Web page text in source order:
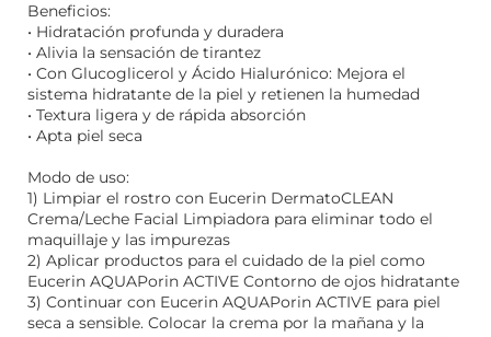
Beneficios:
• Hidratación profunda y duradera
• Alivia la sensación de tirantez
• Con Glucoglicerol y Ácido Hialurónico: Mejora el
sistema hidratante de la piel y retienen la humedad
• Textura ligera y de rápida absorción
• Apta piel seca
Modo de uso:
1) Limpiar el rostro con Eucerin DermatoCLEAN
Crema/Leche Facial Limpiadora para eliminar todo el
maquillaje y las impurezas
2) Aplicar productos para el cuidado de la piel como
Eucerin AQUAPorin ACTIVE Contorno de ojos hidratante
3) Continuar con Eucerin AQUAPorin ACTIVE para piel
seca a sensible. Colocar la crema por la mañana y la